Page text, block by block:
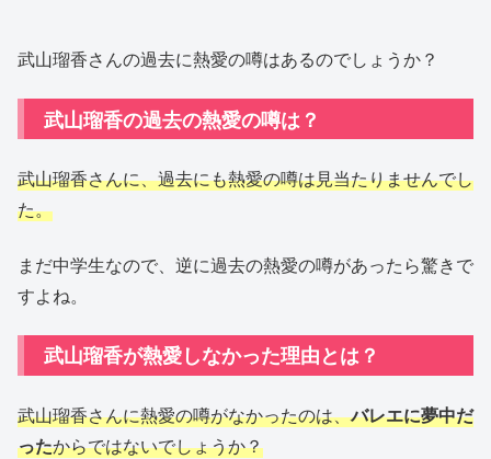
武山瑠香さんの過去に熱愛の噂はあるのでしょうか？
武山瑠香の過去の熱愛の噂は？
武山瑠香さんに、過去にも熱愛の噂は見当たりませんでし
た。
まだ中学生なので、逆に過去の熱愛の噂があったら驚きで
すよね。
武山瑠香が熱愛しなかった理由とは？
武山瑠香さんに熱愛の噂がなかったのは、バレエに夢中だ
ったからではないでしょうか？